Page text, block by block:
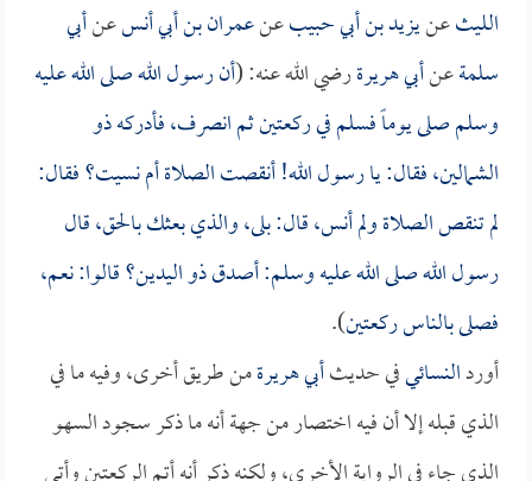
الليثعنيزيد بن أبي حبيبعنعمران بن أبي أنسعنأبي
سلمةعنأبي هريرةرضي الله عنه: (أن رسول الله صلى الله عليه
وسلم صلى يوماً فسلم في ركعتين ثم انصرف، فأدركهذو
الشمالين، فقال: يا رسول الله! أنقصت الصلاة أم نسيت؟ فقال:
لم تنقص الصلاة ولم أنس، قال: بلى، والذي بعثك بالحق، قال
رسول الله صلى الله عليه وسلم: أصدق ذو اليدين؟ قالوا: نعم،
فصلى بالناس ركعتين).
أوردالنسائيفي حديثأبي هريرةمن طريق أخرى، وفيه ما في
الذي قبله إلا أن فيه اختصار من جهة أنه ما ذكر سجود السهو